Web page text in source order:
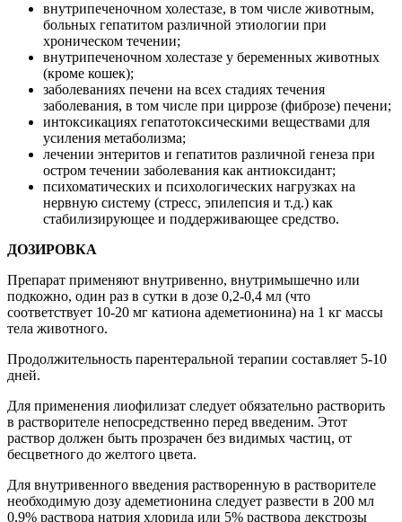
внутрипеченочном холестазе, в том числе животным,
больных гепатитом различной этиологии при
хроническом течении;
внутрипеченочном холестазе у беременных животных
(кроме кошек);
заболеваниях печени на всех стадиях течения
заболевания, в том числе при циррозе (фиброзе) печени;
интоксикациях гепатотоксическими веществами для
усиления метаболизма;
лечении энтеритов и гепатитов различной генеза при
остром течении заболевания как антиоксидант;
психоматических и психологических нагрузках на
нервную систему (стресс, эпилепсия и т.д.) как
стабилизирующее и поддерживающее средство.
ДОЗИРОВКА
Препарат применяют внутривенно, внутримышечно или
подкожно, один раз в сутки в дозе 0,2-0,4 мл (что
соответствует 10-20 мг катиона адеметионина) на 1 кг массы
тела животного.
Продолжительность парентеральной терапии составляет 5-10
дней.
Для применения лиофилизат следует обязательно растворить
в растворителе непосредственно перед введеним. Этот
раствор должен быть прозрачен без видимых частиц, от
бесцветного до желтого цвета.
Для внутривенного введения растворенную в растворителе
необходимую дозу адеметионина следует развести в 200 мл
0,9% раствора натрия хлорида или 5% раствора декстрозы